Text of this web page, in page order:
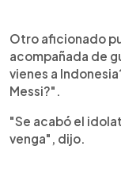
Otro aficionado
acompañada de
vienes a
Messi?".
"Se acabó el
venga", dijo.